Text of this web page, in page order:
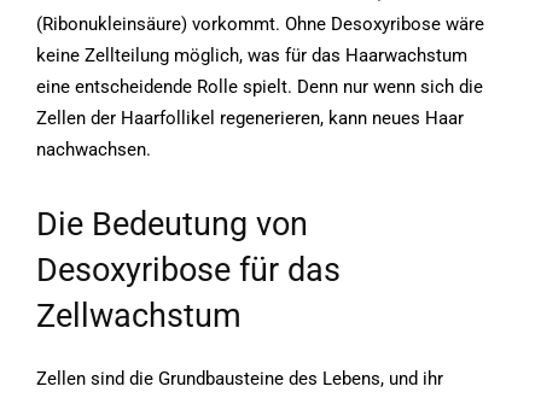
(Ribonukleinsäure) vorkommt. Ohne Desoxyribose wäre
keine Zellteilung möglich, was für das Haarwachstum
eine entscheidende Rolle spielt. Denn nur wenn sich die
Zellen der Haarfollikel regenerieren, kann neues Haar
nachwachsen.
Die Bedeutung von
Desoxyribose für das
Zellwachstum
Zellen sind die Grundbausteine des Lebens, und ihr